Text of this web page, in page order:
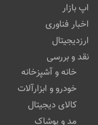
اپ بازار
اخبار فناوری
ارزدیجیتال
نقد و بررسی
خانه و آشپزخانه
خودرو و ابزارآلات
کالای دیجیتال
مد و پوشاک